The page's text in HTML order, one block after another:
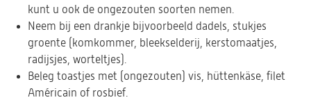
kunt u ook de ongezouten soorten nemen.
Neem bij een drankje bijvoorbeeld dadels, stukjes
groente (komkommer, bleekselderij, kerstomaatjes,
radijsjes, worteltjes).
Beleg toastjes met (ongezouten) vis, hüttenkäse, filet
Américain of rosbief.